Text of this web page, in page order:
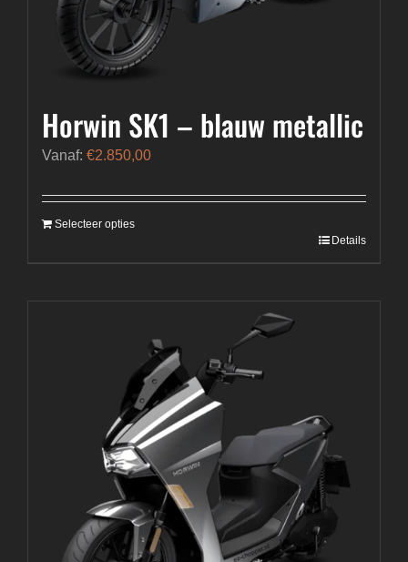
Horwin SK1 – blauw metallic
Vanaf: €2.850,00
Selecteer opties
Details